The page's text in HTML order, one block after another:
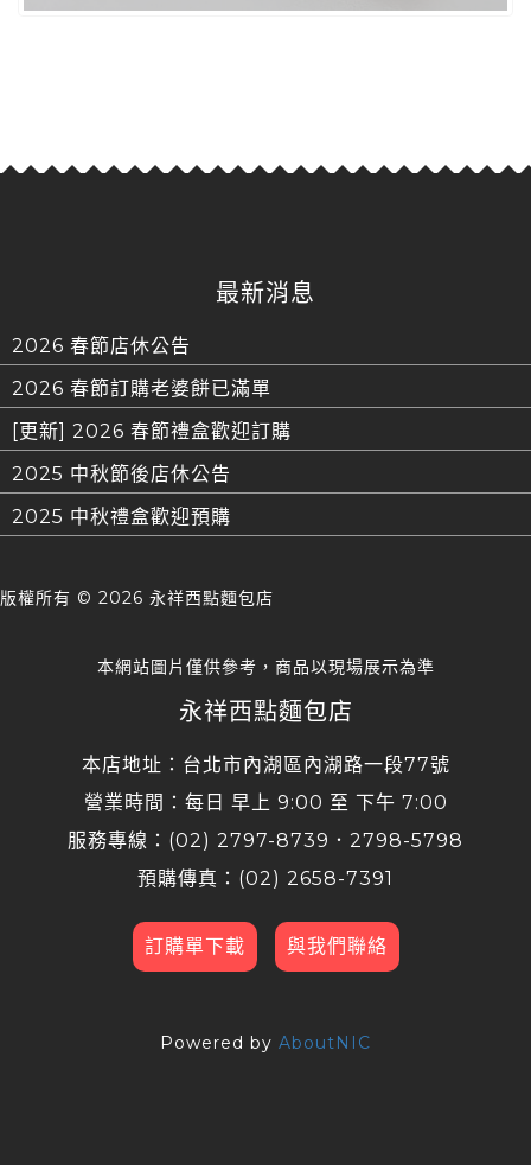
最新消息
2026 春節店休公告
2026 春節訂購老婆餅已滿單
[更新] 2026 春節禮盒歡迎訂購
2025 中秋節後店休公告
2025 中秋禮盒歡迎預購
版權所有 © 2026 永祥西點麵包店
本網站圖片僅供參考，商品以現場展示為準
永祥西點麵包店
本店地址：台北市內湖區內湖路一段77號
營業時間：每日 早上 9:00 至 下午 7:00
服務專線：(02) 2797-8739．2798-5798
預購傳真：(02) 2658-7391
訂購單下載 與我們聯絡
Powered by AboutNIC